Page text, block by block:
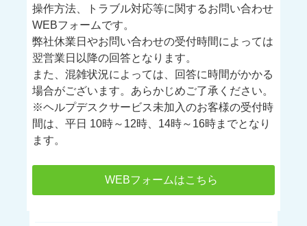
操作方法、トラブル対応等に関するお問い合わせ
WEBフォームです。
弊社休業日やお問い合わせの受付時間によっては
翌営業日以降の回答となります。
また、混雑状況によっては、回答に時間がかかる
場合がございます。あらかじめご了承ください。
※ヘルプデスクサービス未加入のお客様の受付時
間は、平日 10時～12時、14時～16時までとなり
ます。
WEBフォームはこちら